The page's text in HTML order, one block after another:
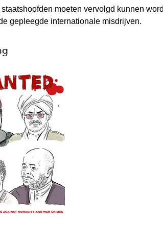
moeten vervolgd kunnen
gepleegde internationale misdrijven.